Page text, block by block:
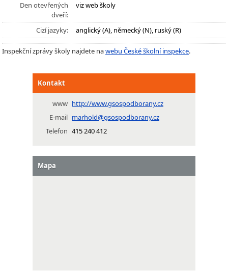
Den otevřených
dveří:
viz web školy
Cizí jazyky: anglický (A), německý (N), ruský (R)
Inspekční zprávy školy najdete nawebu České školní inspekce.
Kontakt
www http://www.gsospodborany.cz
E-mail marhold@gsospodborany.cz
Telefon 415 240 412
Mapa